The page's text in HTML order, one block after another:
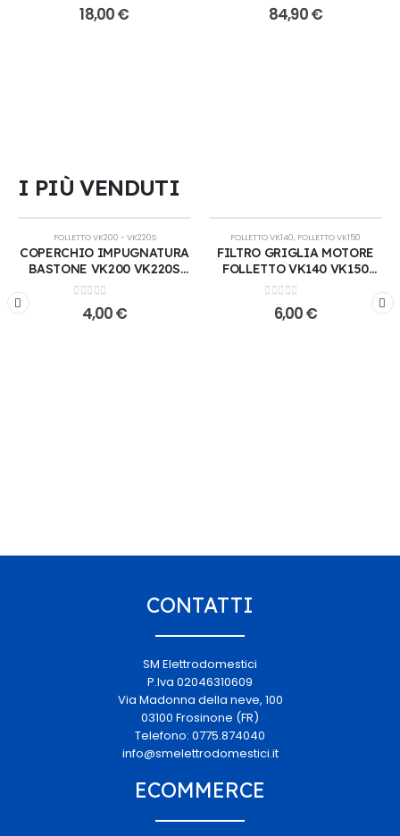
Su 5
18,00€ 0Su 5
84,90€
I PIÙ VENDUTI
ESAURITO
FOLLETTO VK200 - VK220S
COPERCHIO IMPUGNATURA
BASTONE VK200 VK220S
VORWERK
Su 5
4,00€
FOLLETTO VK140, FOLLETTO VK150
FILTRO GRIGLIA MOTORE
FOLLETTO VK140 VK150
ORIGINALE VORWERK
Su 5
6,00€
CONTATTI
SM Elettrodomestici
P.Iva 02046310609
Via Madonna della neve, 100
03100 Frosinone (FR)
Telefono: 0775.874040
info@smelettrodomestici.it
ECOMMERCE